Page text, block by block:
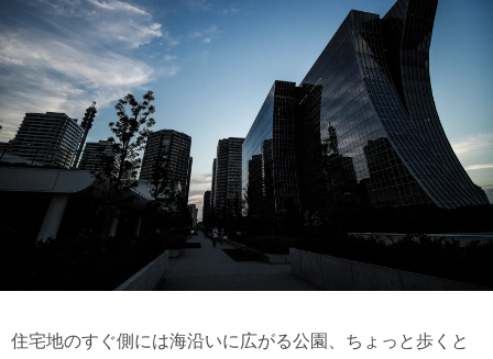
住宅地のすぐ側には海沿いに広がる公園、ちょっと歩くと